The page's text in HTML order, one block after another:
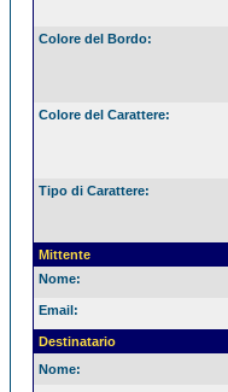
Colore del Bordo:
Colore del Carattere:
Tipo di Carattere:
Mittente
Nome:
Email:
Destinatario
Nome: